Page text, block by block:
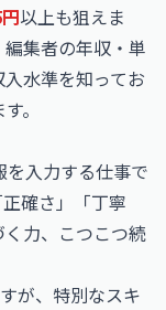
以上も狙えま
集者の年収・単
水準を知ってお
。
入力する仕事で
確さ」「丁寧
力、こつこつ続
が、特別なスキ